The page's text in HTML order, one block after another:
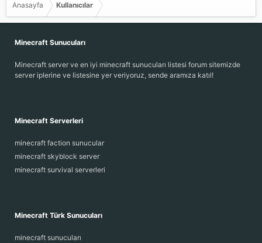
Anasayfa Kullanıcılar
Minecraft Sunucuları
Minecraft server ve en iyi minecraft sunucuları listesi forum sitemizde
server iplerine ve listesine yer veriyoruz, sende aramıza katıl!
Minecraft Serverleri
minecraft faction sunucular
minecraft skyblock server
minecraft survival serverleri
Minecraft Türk Sunucuları
minecraft sunucuları